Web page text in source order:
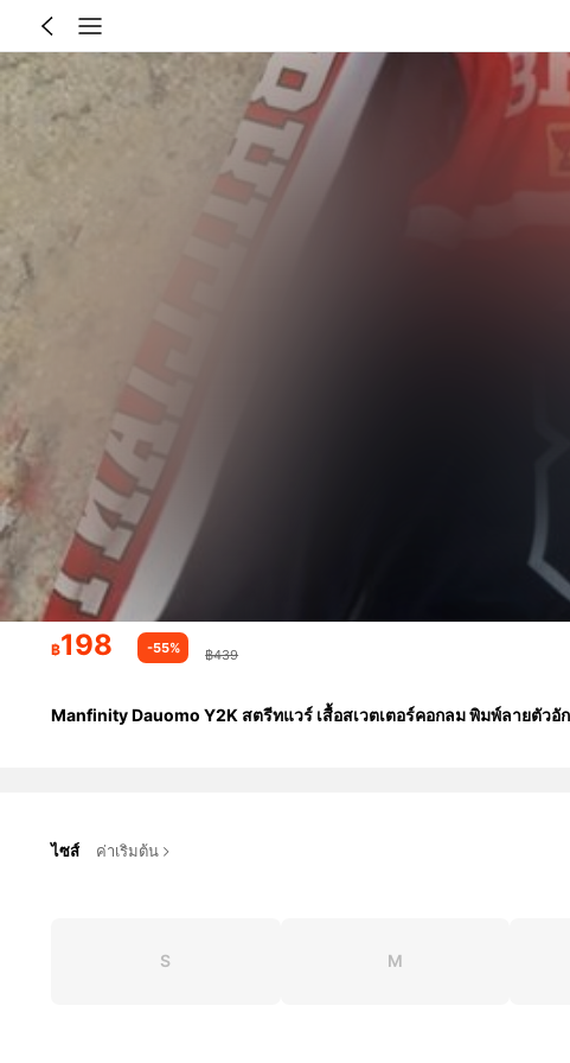
฿198 -55% ฿439
Manfinity Dauomo Y2K สตรีทแวร์ เสื้อสเวตเตอร์คอกลม พิมพ์ลายตัว
ไซส์ ค่าเริ่มต้น
S M